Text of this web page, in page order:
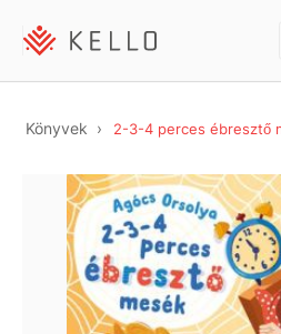
Könyvek 2-3-4 perces ébresztő